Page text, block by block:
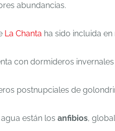
abundancias.
La Chanta ha sido incluida
con dormideros
postnupciales de
están los anfibios,